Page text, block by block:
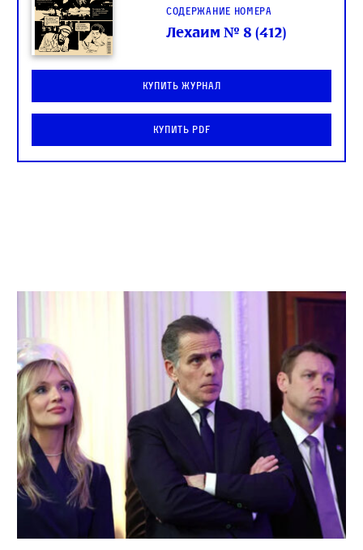
Содержание номера
Лехаим № 8 (412)
Купить журнал
Купить PDF